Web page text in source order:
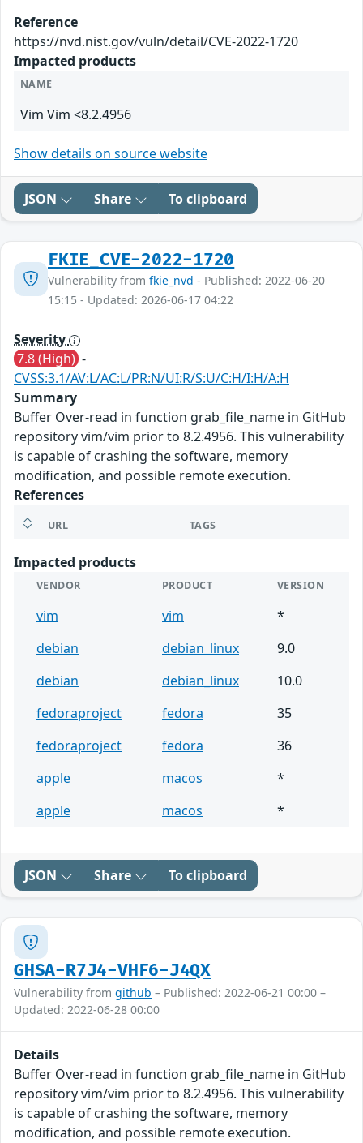
Reference
https://nvd.nist.gov/vuln/detail/CVE-2022-1720
Impacted products
NAME
Vim Vim <8.2.4956
Show details on source website
JSON Share To clipboard
FKIE_CVE-2022-1720
Vulnerability from fkie_nvd - Published: 2022-06-20
15:15 - Updated: 2026-06-17 04:22
Severity
7.8 (High) -
CVSS:3.1/AV:L/AC:L/PR:N/UI:R/S:U/C:H/I:H/A:H
Summary
Buffer Over-read in function grab_file_name in GitHub
repository vim/vim prior to 8.2.4956. This vulnerability
is capable of crashing the software, memory
modification, and possible remote execution.
References
URL TAGS
Impacted products
VENDOR PRODUCT VERSION
vim vim
*
debian
debian_linux
9.0
debian
debian_linux
10.0
fedoraproject
fedora
35
fedoraproject
fedora
36
apple
macos
*
apple
macos *
JSON Share To clipboard
GHSA-R7J4-VHF6-J4QX
Vulnerability from github – Published: 2022-06-21 00:00 –
Updated: 2022-06-28 00:00
Details
Buffer Over-read in function grab_file_name in GitHub
repository vim/vim prior to 8.2.4956. This vulnerability
is capable of crashing the software, memory
modification, and possible remote execution.